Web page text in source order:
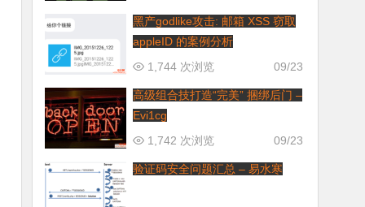
黑产godlike攻击: 邮箱 XSS 窃取
appleID 的案例分析
09/23
1,744 次浏览
高级组合技打造“完美” 捆绑后门 –
Evi1cg
09/23
1,742 次浏览
验证码安全问题汇总 – 易水寒